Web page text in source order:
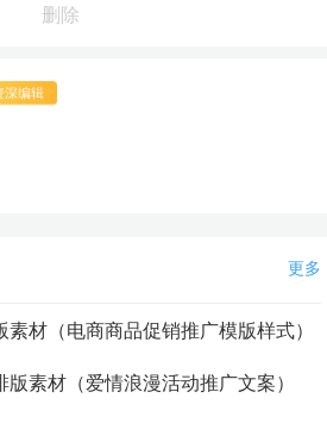
删除
深编辑
更多
材（电商商品促销推广模版样式）
素材（爱情浪漫活动推广文案）